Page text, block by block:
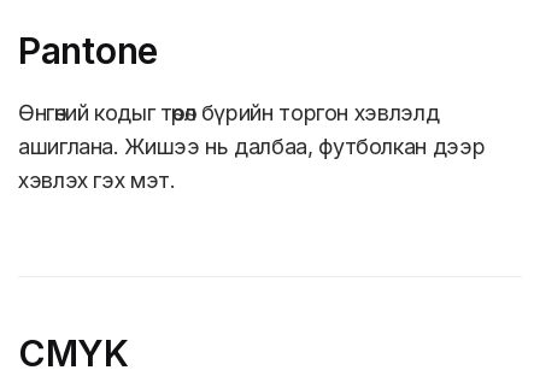
Pantone
Өнгөний кодыг төрөл бүрийн торгон хэвлэлд
ашиглана. Жишээ нь далбаа, футболкан дээр
хэвлэх гэх мэт.
CMYK